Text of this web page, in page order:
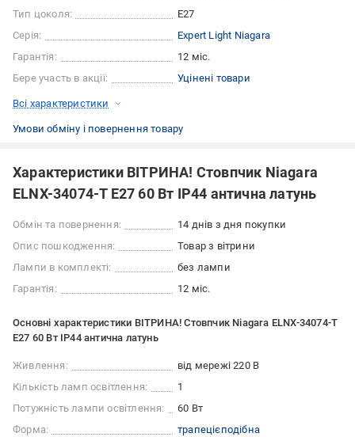
Тип цоколя:
E27
Серія:
Expert Light Niagara
Гарантія:
12 міс.
Бере участь в акції:
Уцінені товари
Всі характеристики
Умови обміну і повернення товару
Характеристики ВІТРИНА! Стовпчик Niagara
ELNX-34074-T E27 60 Вт IP44 антична латунь
Обмін та повернення:
14 днів з дня покупки
Опис пошкодження:
Товар з вітрини
Лампи в комплекті:
без лампи
Гарантія:
12 міс.
Основні характеристики ВІТРИНА! Стовпчик Niagara ELNX-34074-T
E27 60 Вт IP44 антична латунь
Живлення:
від мережі 220 В
Кількість ламп освітлення:
1
Потужність лампи освітлення:
60 Вт
Форма:
трапецієподібна